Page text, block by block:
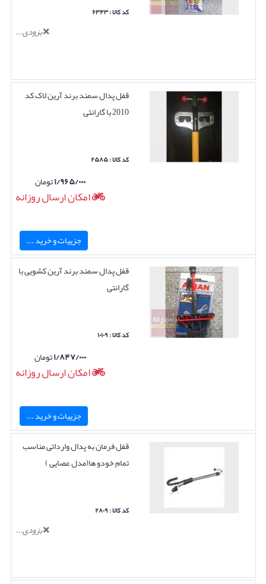
کد کالا : ۶۳۴۳
بزودی...
قفل پدال سمند برند آرین لاک کد
2010 با گارانتی
کد کالا : ۲۵۸۵
۱/۹۶۵/۰۰۰تومان
امکان ارسال روزانه
جزییات و خرید ...
قفل پدال سمند برند آرین کشویی با
گارانتی
کد کالا : ۱۰۱۰۹
۱/۸۴۷/۰۰۰تومان
امکان ارسال روزانه
جزییات و خرید ...
قفل فرمان به پدال وارداتی مناسب
تمام خودو ها(مدل عصایی )
کد کالا : ۲۸۰۹
بزودی...